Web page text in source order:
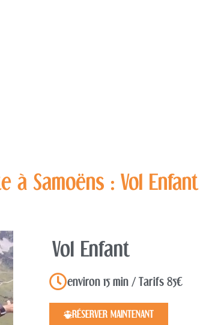
à Samoëns : Vol Enfant
Vol Enfant
environ 15 min / Tarifs 85€
RÉSERVER MAINTENANT